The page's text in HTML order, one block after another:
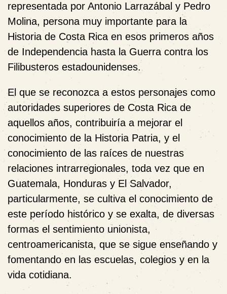
representada por Antonio Larrazábal y Pedro
Molina, persona muy importante para la
Historia de Costa Rica en esos primeros años
de Independencia hasta la Guerra contra los
Filibusteros estadounidenses.
El que se reconozca a estos personajes como
autoridades superiores de Costa Rica de
aquellos años, contribuiría a mejorar el
conocimiento de la Historia Patria, y el
conocimiento de las raíces de nuestras
relaciones intrarregionales, toda vez que en
Guatemala, Honduras y El Salvador,
particularmente, se cultiva el conocimiento de
este período histórico y se exalta, de diversas
formas el sentimiento unionista,
centroamericanista, que se sigue enseñando y
fomentando en las escuelas, colegios y en la
vida cotidiana.